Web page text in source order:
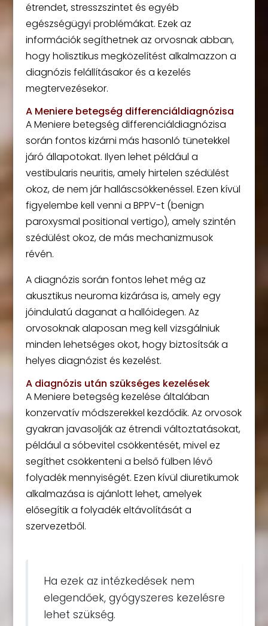
étrendet, stresszszintet és egyéb
egészségügyi problémákat. Ezek az
információk segíthetnek az orvosnak abban,
hogy holisztikus megközelítést alkalmazzon a
diagnózis felállításakor és a kezelés
megtervezésekor.
A Meniere betegség differenciáldiagnózisa
A Meniere betegség differenciáldiagnózisa
során fontos kizárni más hasonló tünetekkel
járó állapotokat. Ilyen lehet például a
vestibularis neuritis, amely hirtelen szédülést
okoz, de nem jár halláscsökkenéssel. Ezen kívül
figyelembe kell venni a BPPV-t (benign
paroxysmal positional vertigo), amely szintén
szédülést okoz, de más mechanizmusok
révén.
A diagnózis során fontos lehet még az
akusztikus neuroma kizárása is, amely egy
jóindulatú daganat a hallóidegen. Az
orvosoknak alaposan meg kell vizsgálniuk
minden lehetséges okot, hogy biztosítsák a
helyes diagnózist és kezelést.
A diagnózis után szükséges kezelések
A Meniere betegség kezelése általában
konzervatív módszerekkel kezdődik. Az orvosok
gyakran javasolják az étrendi változtatásokat,
például a sóbevitel csökkentését, mivel ez
segíthet csökkenteni a belső fülben lévő
folyadék mennyiségét. Ezen kívül diuretikumok
alkalmazása is ajánlott lehet, amelyek
elősegítik a folyadék eltávolítását a
szervezetből.
Ha ezek az intézkedések nem
elegendőek, gyógyszeres kezelésre
lehet szükség.